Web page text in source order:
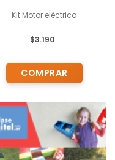
Kit Motor eléctrico
$3.190